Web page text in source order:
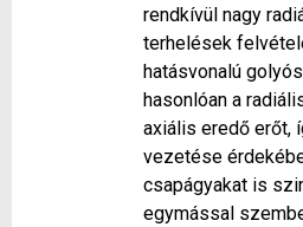
rendkívül nagy
terhelések
hatásvonalú
hasonlóan a
axiális eredő erőt,
vezetése
csapágyakat is
egymással